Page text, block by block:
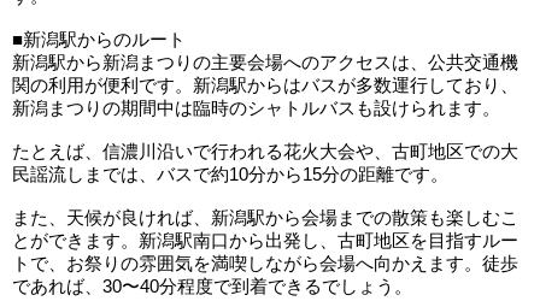
■新潟駅からのルート
新潟駅から新潟まつりの主要会場へのアクセスは、公共交通機
関の利用が便利です。新潟駅からはバスが多数運行しており、
新潟まつりの期間中は臨時のシャトルバスも設けられます。
たとえば、信濃川沿いで行われる花火大会や、古町地区での大
民謡流しまでは、バスで約10分から15分の距離です。
また、天候が良ければ、新潟駅から会場までの散策も楽しむこ
とができます。新潟駅南口から出発し、古町地区を目指すルー
トで、お祭りの雰囲気を満喫しながら会場へ向かえます。徒歩
であれば、30〜40分程度で到着できるでしょう。